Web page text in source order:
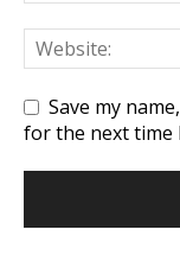
Save my
for the next time